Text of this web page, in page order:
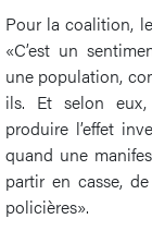
Pour la coalition,
«C’est un
une population,
ils. Et selon eux,
produire l’effet
quand une
partir en casse,
policières».